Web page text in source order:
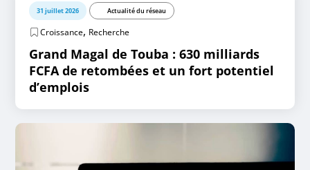
31 juillet 2026 Actualité du réseau
Croissance, Recherche
Grand Magal de Touba : 630 milliards
FCFA de retombées et un fort potentiel
d’emplois